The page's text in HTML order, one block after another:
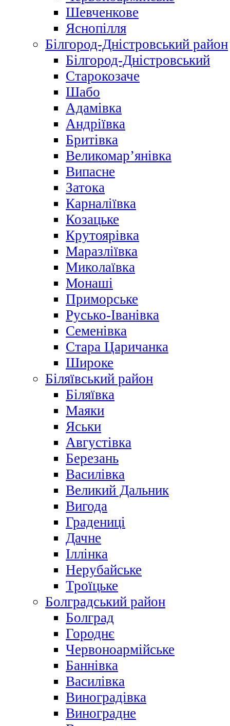
Шевченкове
Яснопілля
Білгород-Дністровський район
Білгород-Дністровський
Старокозаче
Шабо
Адамівка
Андріївка
Бритівка
Великомар’янівка
Випасне
Затока
Карналіївка
Козацьке
Крутоярівка
Маразліївка
Миколаївка
Монаші
Приморське
Русько-Іванівка
Семенівка
Стара Царичанка
Широке
Біляївський район
Біляївка
Маяки
Яськи
Августівка
Березань
Василівка
Великий Дальник
Вигода
Градениці
Дачне
Іллінка
Нерубайське
Троїцьке
Болградський район
Болград
Городнє
Червоноармійське
Баннівка
Василівка
Виноградівка
Виноградне